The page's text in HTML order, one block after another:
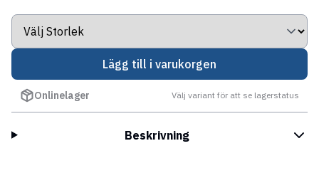
Lägg till i varukorgen
Onlinelager Välj variant för att se lagerstatus
Beskrivning